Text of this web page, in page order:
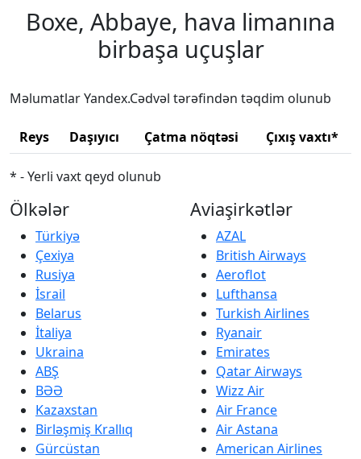
Boxe, Abbaye, hava limanına
birbaşa uçuşlar
Məlumatlar Yandex.Cədvəl tərəfindən təqdim olunub
Reys Daşıyıcı Çatma nöqtəsi Çıxış vaxtı*
* - Yerli vaxt qeyd olunub
Ölkələr
Türkiyə
Çexiya
Rusiya
İsrail
Belarus
İtaliya
Ukraina
ABŞ
BƏƏ
Kazaxstan
Birləşmiş Krallıq
Gürcüstan
Aviaşirkətlər
AZAL
British Airways
Aeroflot
Lufthansa
Turkish Airlines
Ryanair
Emirates
Qatar Airways
Wizz Air
Air France
Air Astana
American Airlines